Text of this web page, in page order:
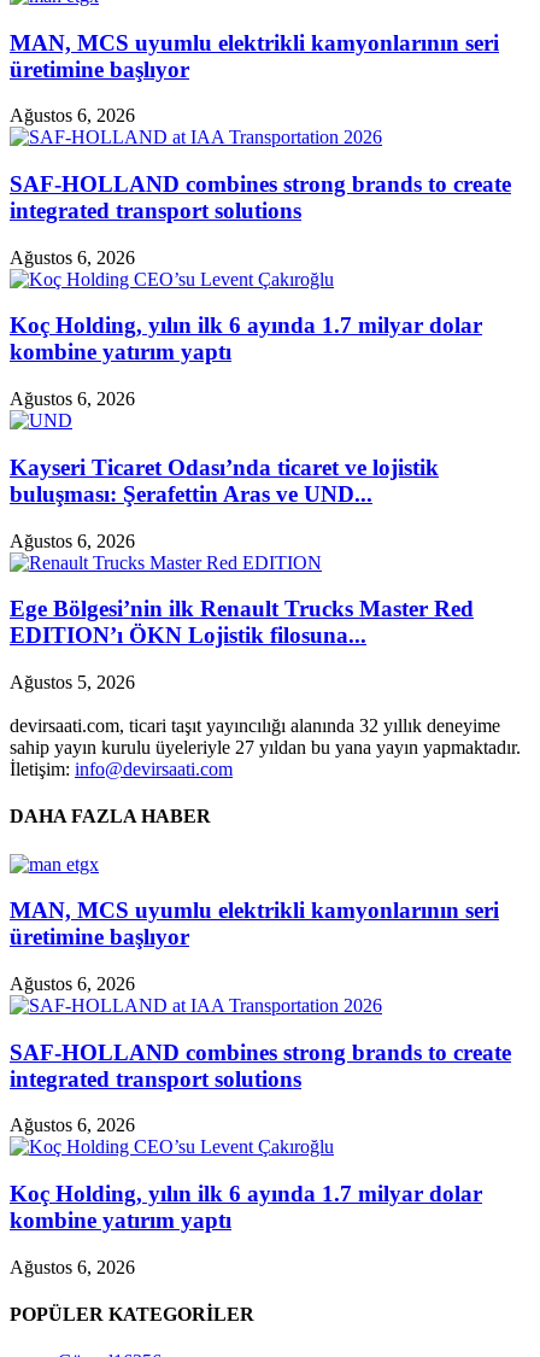
MAN, MCS uyumlu elektrikli kamyonlarının seri
üretimine başlıyor
Ağustos 6, 2026
SAF-HOLLAND combines strong brands to create
integrated transport solutions
Ağustos 6, 2026
Koç Holding, yılın ilk 6 ayında 1.7 milyar dolar
kombine yatırım yaptı
Ağustos 6, 2026
Kayseri Ticaret Odası’nda ticaret ve lojistik
buluşması: Şerafettin Aras ve UND...
Ağustos 6, 2026
Ege Bölgesi’nin ilk Renault Trucks Master Red
EDITION’ı ÖKN Lojistik filosuna...
Ağustos 5, 2026
devirsaati.com, ticari taşıt yayıncılığı alanında 32 yıllık deneyime
sahip yayın kurulu üyeleriyle 27 yıldan bu yana yayın yapmaktadır.
İletişim: info@devirsaati.com
DAHA FAZLA HABER
MAN, MCS uyumlu elektrikli kamyonlarının seri
üretimine başlıyor
Ağustos 6, 2026
SAF-HOLLAND combines strong brands to create
integrated transport solutions
Ağustos 6, 2026
Koç Holding, yılın ilk 6 ayında 1.7 milyar dolar
kombine yatırım yaptı
Ağustos 6, 2026
POPÜLER KATEGORİLER